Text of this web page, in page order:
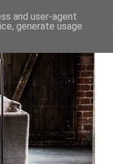
and user-agent
generate usage